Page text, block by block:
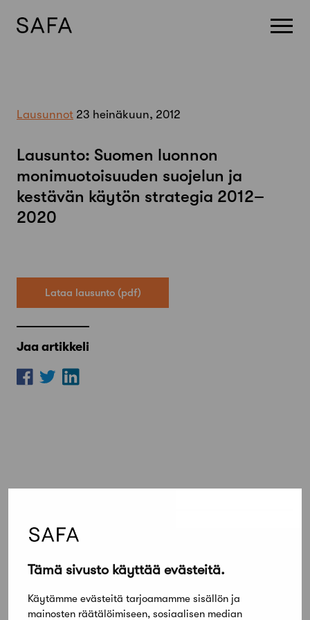
Tämä sivusto käyttää evästeitä.
Käytämme evästeitä tarjoamamme sisällön ja
mainosten räätälöimiseen, sosiaalisen median
Lausunnot 23 heinäkuun, 2012
Lausunto: Suomen luonnon
monimuotoisuuden suojelun ja
kestävän käytön strategia 2012–
2020
Lataa lausunto
Jaa artikkeli
Työnhakijat
Architect looking for a job